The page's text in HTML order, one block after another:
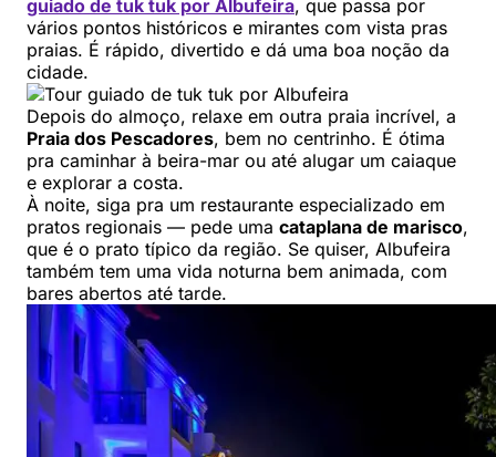
guiado de tuk tuk por Albufeira, que passa por
vários pontos históricos e mirantes com vista pras
praias. É rápido, divertido e dá uma boa noção da
cidade.
Depois do almoço, relaxe em outra praia incrível, a
Praia dos Pescadores, bem no centrinho. É ótima
pra caminhar à beira-mar ou até alugar um caiaque
e explorar a costa.
À noite, siga pra um restaurante especializado em
pratos regionais — pede uma cataplana de marisco,
que é o prato típico da região. Se quiser, Albufeira
também tem uma vida noturna bem animada, com
bares abertos até tarde.